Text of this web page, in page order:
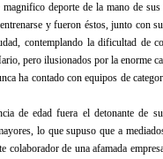
deporte de la mano de
y fueron éstos, junto con
contemplando la dificultad de
pero ilusionados por la enorme
ha contado con equipos de
de edad fuera el detonante de
lo que supuso que a
de una afamada